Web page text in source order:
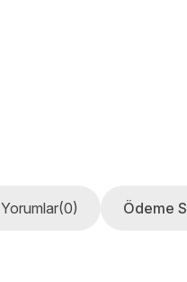
Yorumlar(0) Ödeme